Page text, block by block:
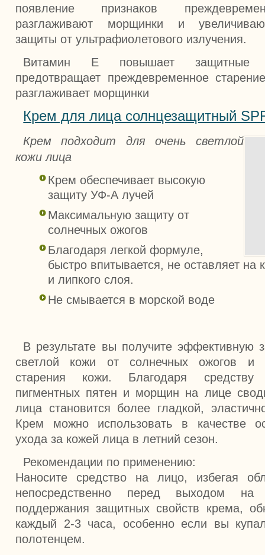
появление признаков
разглаживают морщинки и
защиты от ультрафиолетового излучения.
Витамин Е повышает защитные
предотвращает преждевременное
разглаживает морщинки
Крем для лица солнцезащитный
Крем подходит для очень светлой
кожи лица
Крем обеспечивает высокую
защиту УФ-А лучей
Максимальную защиту от
солнечных ожогов
Благодаря легкой формуле,
быстро впитывается, не оставляет на
и липкого слоя.
Не смывается в морской воде
В результате вы получите эффективную
светлой кожи от солнечных ожогов и
старения кожи. Благодаря средству
пигментных пятен и морщин на лице
лица становится более гладкой,
Крем можно использовать в качестве
ухода за кожей лица в летний сезон.
Рекомендации по применению:
Наносите средство на лицо, избегая
непосредственно перед выходом
поддержания защитных свойств крема,
каждый 2-3 часа, особенно если вы
полотенцем.